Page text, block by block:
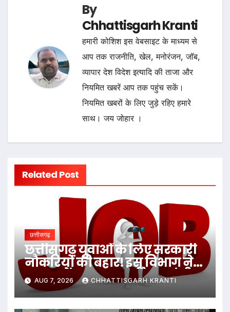
By
Chhattisgarh Kranti
हमारी कोशिश इस वेबसाइट के माध्यम से
आप तक राजनीति, खेल, मनोरंजन, जॉब,
व्यापार देश विदेश इत्यादि की ताजा और
नियमित खबरें आप तक पहुंच सकें।
नियमित खबरों के लिए जुड़े रहिए हमारे
साथ। जय जोहार ।
Related Post
छत्तीसगढ़
छत्तीसगढ़ युवाओं के लिए सरकारी
नौकरियों की बहार! इस विभाग ने
1235 पदों पर बम्पर भर्ती, डाटा एंट्री
ऑपरेटर के ही 400 पद…
AUG 7, 2026 CHHATTISGARH KRANTI